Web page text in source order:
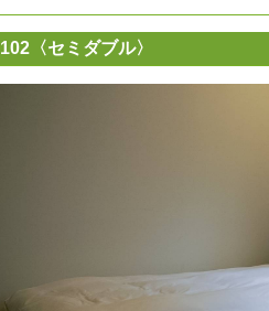
102〈セミダブル〉